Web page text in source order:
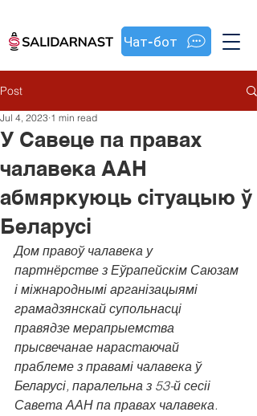
Чат-бот
Post
У Савеце па правах
чалавека ААН
абмяркуюць сітуацыю ў
Беларусі
Jul 4, 2023 1 min read
Дом правоў чалавека у
партнёрстве з Еўрапейскім Саюзам
і міжнароднымі арганізацыямі
грамадзянскай супольнасці
правядзе мерапрыемства
прысвечанае нарастаючай
праблеме з правамі чалавека ў
Беларусі, паралельна з 53-й сесіі
Савета ААН па правах чалавека.